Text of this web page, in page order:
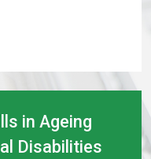
in Ageing
Disabilities